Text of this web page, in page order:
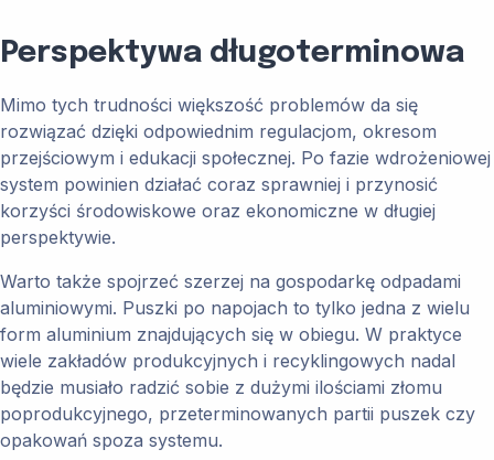
Perspektywa długoterminowa
Mimo tych trudności większość problemów da się
rozwiązać dzięki odpowiednim regulacjom, okresom
przejściowym i edukacji społecznej. Po fazie wdrożeniowej
system powinien działać coraz sprawniej i przynosić
korzyści środowiskowe oraz ekonomiczne w długiej
perspektywie.
Warto także spojrzeć szerzej na gospodarkę odpadami
aluminiowymi. Puszki po napojach to tylko jedna z wielu
form aluminium znajdujących się w obiegu. W praktyce
wiele zakładów produkcyjnych i recyklingowych nadal
będzie musiało radzić sobie z dużymi ilościami złomu
poprodukcyjnego, przeterminowanych partii puszek czy
opakowań spoza systemu.